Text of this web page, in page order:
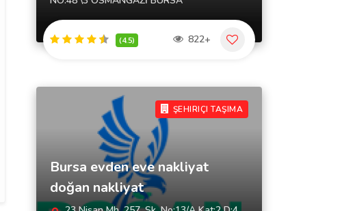
(4.5) 822+
ŞEHIRIÇI TAŞIMA
Bursa evden eve nakliyat
doğan nakliyat